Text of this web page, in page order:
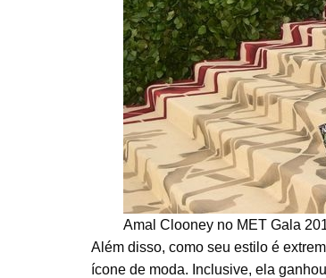
Amal Clooney no MET Gala
Além disso, como seu estilo é
ícone de moda. Inclusive, ela